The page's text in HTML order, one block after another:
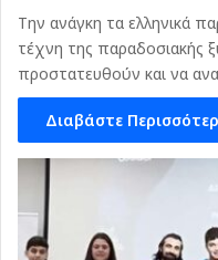
Την ανάγκη τα ελληνικά
τέχνη της παραδοσιακής
προστατευθούν και να
Διαβάστε